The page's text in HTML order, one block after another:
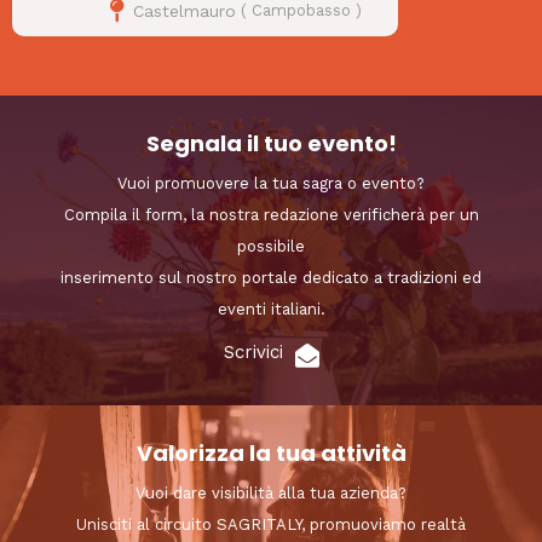
Castelmauro ( Campobasso )
Segnala il tuo evento!
Vuoi promuovere la tua sagra o evento?
Compila il form, la nostra redazione verificherà per un
possibile
inserimento sul nostro portale dedicato a tradizioni ed
eventi italiani.
Scrivici
Valorizza la tua attività
Vuoi dare visibilità alla tua azienda?
Unisciti al circuito SAGRITALY, promuoviamo realtà